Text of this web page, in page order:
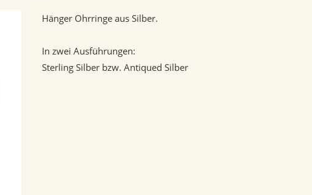
Hänger Ohrringe aus Silber.
In zwei Ausführungen:
Sterling Silber bzw. Antiqued Silber